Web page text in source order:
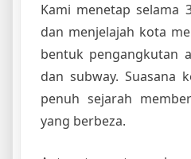
Kami menetap selama
dan menjelajah kota
bentuk pengangkutan
dan subway. Suasana
penuh sejarah
yang berbeza.